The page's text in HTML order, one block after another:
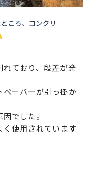
ており、段差が発
ーパーが引っ掛か
でした。
く使用されています